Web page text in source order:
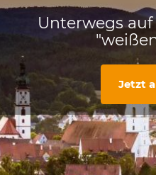
Unterwegs
Jetzt